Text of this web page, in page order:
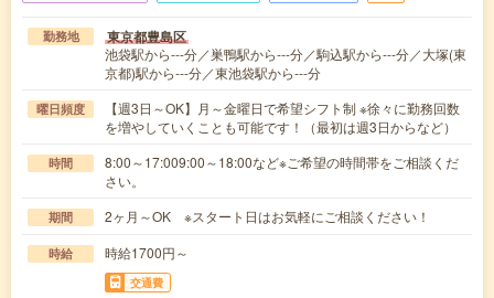
勤務地 東京都豊島区
池袋駅から---分／巣鴨駅から---分／駒込駅から---分／大塚(東
京都)駅から---分／東池袋駅から---分
曜日頻度
【週3日～OK】月～金曜日で希望シフト制 ※徐々に勤務回数
を増やしていくことも可能です！（最初は週3日からなど）
時間
8:00～17:009:00～18:00など※ご希望の時間帯をご相談くだ
さい。
期間 2ヶ月～OK ※スタート日はお気軽にご相談ください！
時給 時給1700円～
交通費